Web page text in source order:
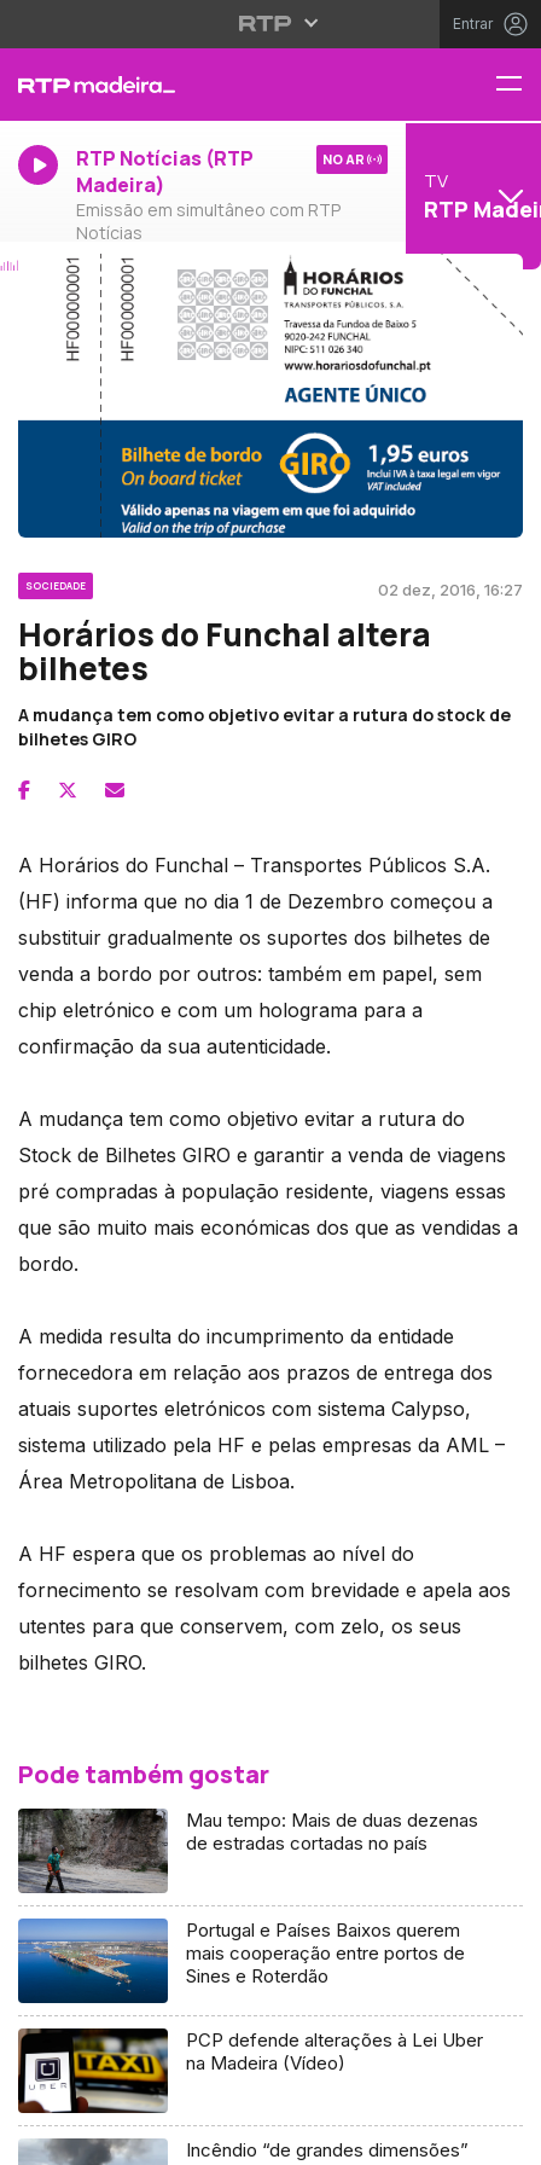
Entrar
RTP Notícias (RTP
Madeira)
Emissão em simultâneo com RTP
Notícias
NO AR
TV
RTP
SOCIEDADE 02 dez, 2016, 16:27
Horários do Funchal altera
bilhetes
A mudança tem como objetivo evitar a rutura do stock de
bilhetes GIRO
A Horários do Funchal – Transportes Públicos S.A.
(HF) informa que no dia 1 de Dezembro começou a
substituir gradualmente os suportes dos bilhetes de
venda a bordo por outros: também em papel, sem
chip eletrónico e com um holograma para a
confirmação da sua autenticidade.
A mudança tem como objetivo evitar a rutura do
Stock de Bilhetes GIRO e garantir a venda de viagens
pré compradas à população residente, viagens essas
que são muito mais económicas dos que as vendidas a
bordo.
A medida resulta do incumprimento da entidade
fornecedora em relação aos prazos de entrega dos
atuais suportes eletrónicos com sistema Calypso,
sistema utilizado pela HF e pelas empresas da AML –
Área Metropolitana de Lisboa.
A HF espera que os problemas ao nível do
fornecimento se resolvam com brevidade e apela aos
utentes para que conservem, com zelo, os seus
bilhetes GIRO.
Pode também gostar
Mau tempo: Mais de duas dezenas
de estradas cortadas no país
Portugal e Países Baixos querem
mais cooperação entre portos de
Sines e Roterdão
PCP defende alterações à Lei Uber
na Madeira (Vídeo)
Incêndio “de grandes dimensões”